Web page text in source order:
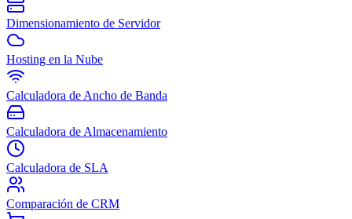
Dimensionamiento de Servidor
Hosting en la Nube
Calculadora de Ancho de Banda
Calculadora de Almacenamiento
Calculadora de SLA
Comparación de CRM